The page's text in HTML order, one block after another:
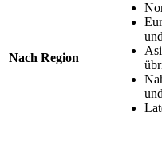
Nach Region